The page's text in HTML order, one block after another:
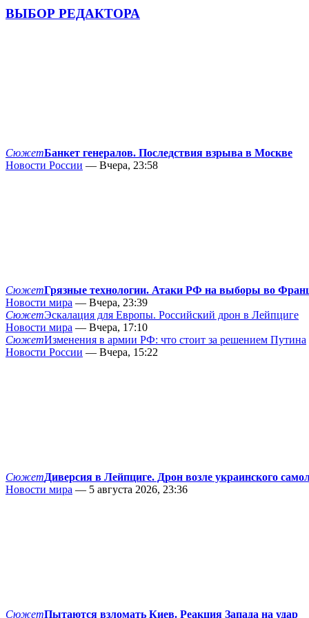
ВЫБОР РЕДАКТОРА
СюжетБанкет генералов. Последствия взрыва в Москве
Новости России — Вчера, 23:58
СюжетГрязные технологии. Атаки РФ на выборы во
Новости мира — Вчера, 23:39
СюжетЭскалация для Европы. Российский дрон в Лейпциге
Новости мира — Вчера, 17:10
СюжетИзменения в армии РФ: что стоит за решением Путина
Новости России — Вчера, 15:22
СюжетДиверсия в Лейпциге. Дрон возле украинского
Новости мира — 5 августа 2026, 23:36
СюжетПытаются взломать Киев. Реакция Запада на удар